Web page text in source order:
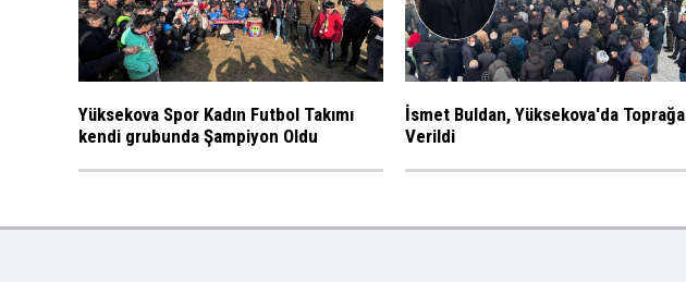
Yüksekova Spor Kadın Futbol Takımı
kendi grubunda Şampiyon Oldu
İsmet Buldan, Yüksekova'da Toprağa
Verildi